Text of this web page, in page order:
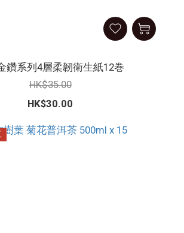
鑽系列4層柔韌衛生紙12巻
HK$35.00
HK$30.00